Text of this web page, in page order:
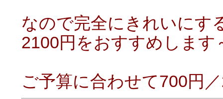
なので完全にきれいにす
2100円をおすすめします
ご予算に合わせて700円